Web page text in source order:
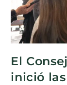
El
inició